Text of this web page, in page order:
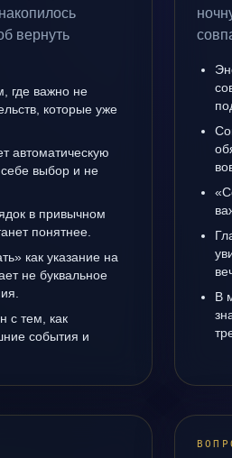
вернуть
где важно не
которые уже
автоматическую
выбор и не
в привычном
понятнее.
как указание на
не буквальное
с тем, как
события и
В